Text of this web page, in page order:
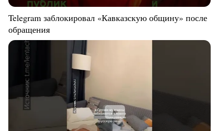
Telegram заблокировал «Кавказскую общину» после
обращения